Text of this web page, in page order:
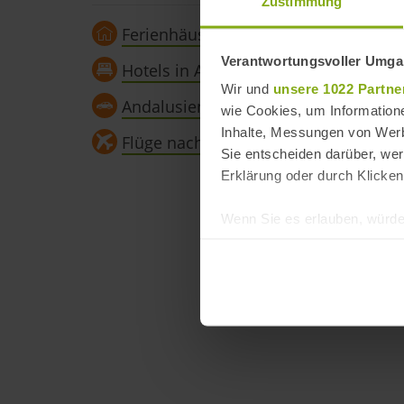
Verantwortungsvoller
Wir und unsere 1022
wie Cookies, um
Inhalte, Messungen von
Sie entscheiden darüber,
Erklärung oder durch
Wenn Sie es erlauben,
Erfahren Sie mehr darüber,
andalusien360.de
Einige von ihnen sind
Ferienhäuser in Andalusien
Hotels in Andalusien
Andalusien Mietwagen
Flüge nach Andalusien